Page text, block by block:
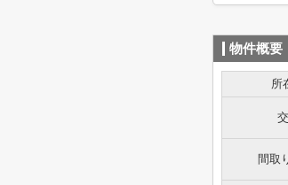
物件概要
所
間取